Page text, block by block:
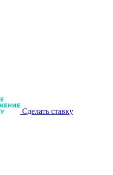
Сделать ставку